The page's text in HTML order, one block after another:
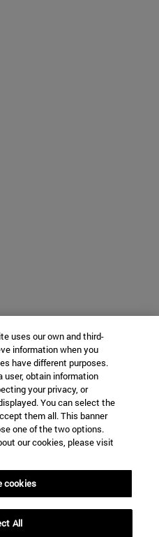
uses our own and third-
information when you
have different purposes.
user, obtain information
your privacy, or
You can select the
them all. This banner
one of the two options.
our cookies, please visit
cookies
All